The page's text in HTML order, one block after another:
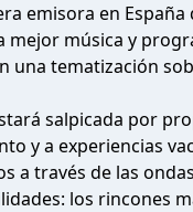
emisora en
mejor música y
una tematización
salpicada por
y a experiencias
a través de las
los rincones